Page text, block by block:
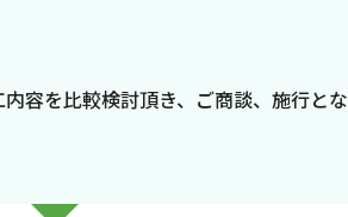
容を比較検討頂き、ご商談、施行とな